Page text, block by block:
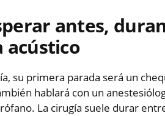
antes,
acústico
su primera parada será un
hablará con un
La cirugía suele durar